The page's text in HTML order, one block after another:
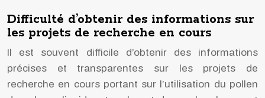
Difficulté d’obtenir des informations sur
les projets de recherche en cours
Il est souvent difficile d’obtenir des informations
précises et transparentes sur les projets de
recherche en cours portant sur l’utilisation du pollen